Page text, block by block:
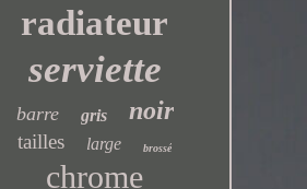
radiateur
serviette
barre gris noir
tailles large brossé
chrome